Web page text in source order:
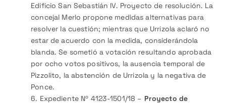
Edificio San Sebastián IV. Proyecto de resolución. La
concejal Merlo propone medidas alternativas para
resolver la cuestión; mientras que Urrizola aclaró no
estar de acuerdo con la medida, considerándola
blanda. Se sometió a votación resultando aprobada
por ocho votos positivos, la ausencia temporal de
Pizzolito, la abstención de Urrizola y la negativa de
Ponce.
6. Expediente Nº 4123-1501/18 – Proyecto de